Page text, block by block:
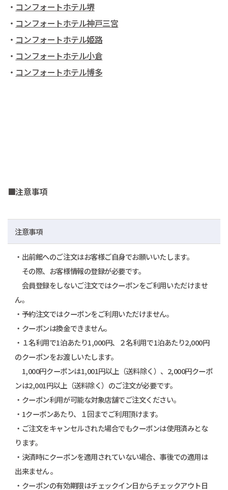
・ コンフォートホテル堺
・ コンフォートホテル神戸三宮
・ コンフォートホテル姫路
・ コンフォートホテル小倉
・ コンフォートホテル博多
■注意事項
注意事項
・出前館へのご注文はお客様ご自身でお願いいたします。
その際、お客様情報の登録が必要です。
会員登録をしないご注文ではクーポンをご利用いただけませ
ん。
・予約注文ではクーポンをご利用いただけません。
・クーポンは換金できません。
・１名利用で1泊あたり1,000円、２名利用で1泊あたり2,000円
のクーポンをお渡しいたします。
1,000円クーポンは1,001円以上（送料除く）、2,000円クーポ
ンは2,001円以上（送料除く）のご注文が必要です。
・クーポン利用が可能な対象店舗でご注文ください。
・1クーポンあたり、１回までご利用頂けます。
・ご注文をキャンセルされた場合でもクーポンは使用済みとな
ります。
・決済時にクーポンを適用されていない場合、事後での適用は
出来ません 。
・クーポンの有効期限はチェックイン日からチェックアウト日